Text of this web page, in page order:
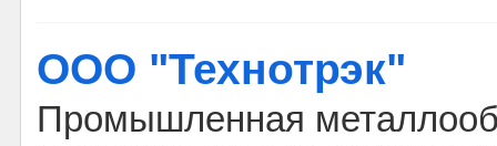
ООО "Технотрэк"
Промышленная